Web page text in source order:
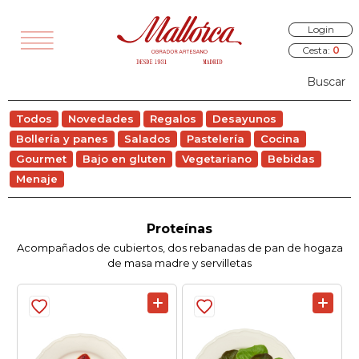
Login
Cesta: 0
Todos Novedades Regalos
Desayunos
Bollería y panes
Salados Pastelería
Cocina
Gourmet
Bajo en gluten Vegetariano
Bebidas
Menaje
Proteínas
Acompañados de cubiertos, dos rebanadas de pan de hogaza
de masa madre y servilletas